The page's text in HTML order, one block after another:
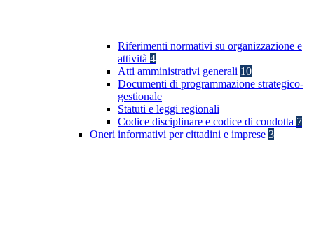
Riferimenti normativi su organizzazione e
attività 4
Atti amministrativi generali 10
Documenti di programmazione strategico-
gestionale
Statuti e leggi regionali
Codice disciplinare e codice di condotta 7
Oneri informativi per cittadini e imprese 3